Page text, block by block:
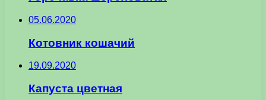
05.06.2020
Котовник кошачий
19.09.2020
Капуста цветная